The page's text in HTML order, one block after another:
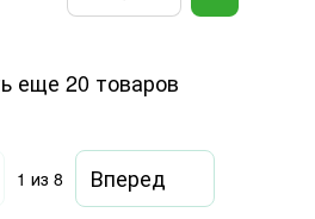
еще 20 товаров
1 из 8
Вперед